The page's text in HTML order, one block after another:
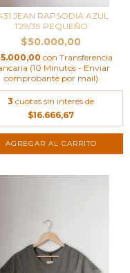
JEAN RAPSODIA AZUL
T29/39 PEQUEÑO
$50.000,00
con Transferencia
(10 Minutos - Enviar
comprobante por mail)
3 cuotas sin interés de
$16.666,67